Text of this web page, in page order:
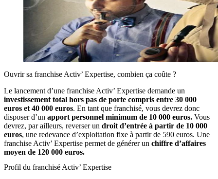
Ouvrir sa franchise Activ’ Expertise, combien ça coûte ?
Le lancement d’une franchise Activ’ Expertise demande un
investissement total hors pas de porte compris entre 30 000
euros et 40 000 euros. En tant que franchisé, vous devrez donc
disposer d’un apport personnel minimum de 10 000 euros. Vous
devrez, par ailleurs, reverser un droit d’entrée à partir de 10 000
euros, une redevance d’exploitation fixe à partir de 590 euros. Une
franchise Activ’ Expertise permet de générer un chiffre d’affaires
moyen de 120 000 euros.
Profil du franchisé Activ’ Expertise